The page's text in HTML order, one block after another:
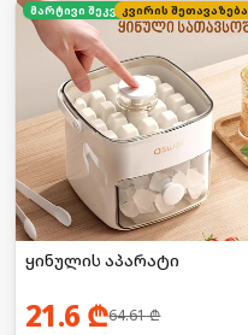
მარტივი შეკვეთა
კვირის შეთავაზება
ყინულის აპარატი
21.6 ₾64.61₾